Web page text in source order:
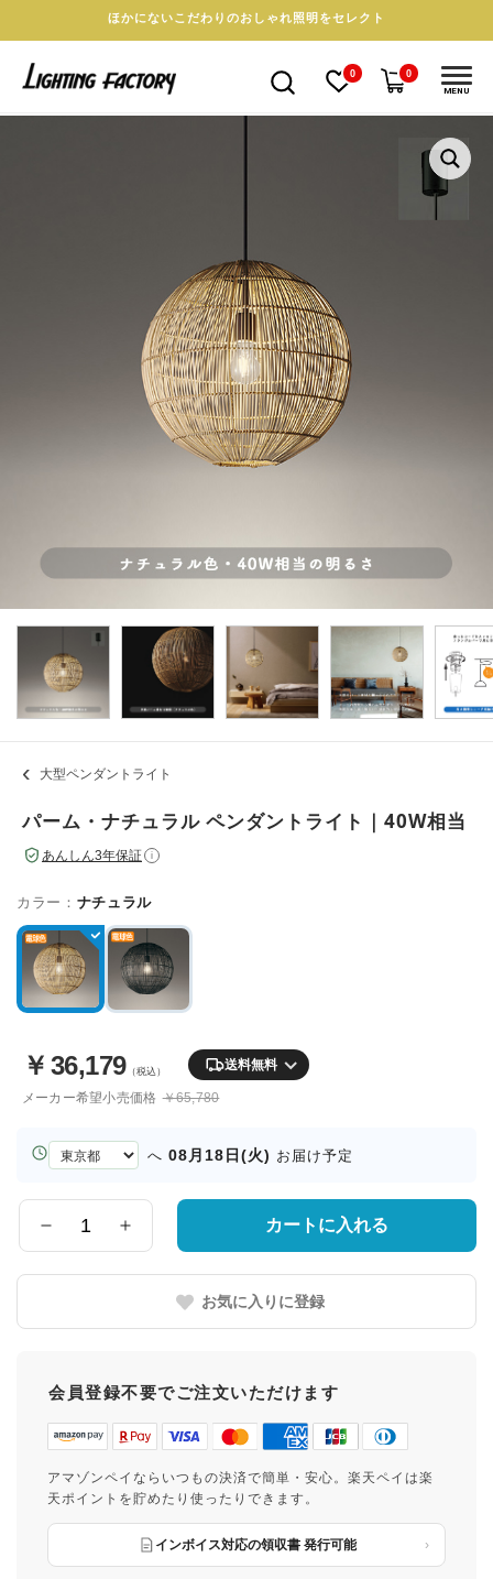
ほかにないこだわりのおしゃれ照明をセレクト
0 0
MENU
大型ペンダントライト
パーム・ナチュラル ペンダントライト｜40W相当
あんしん3年保証 i
カラー： ナチュラル
￥ 36,179（税込） 送料無料
メーカー希望小売価格 ￥65,780
お
届
県
へ 08月18日(火) お届け予定
量
カートに入れる
お気に入りに登録
会員登録不要でご注文いただけます
アマゾンペイならいつもの決済で簡単・安心。楽天ペイは楽
天ポイントを貯めたり使ったりできます。
インボイス対応の領収書 発行可能